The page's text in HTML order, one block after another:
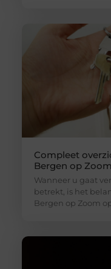
Compleet
Bergen op Zoom
Wanneer u gaat
betrekt, is het
Bergen op Zoom